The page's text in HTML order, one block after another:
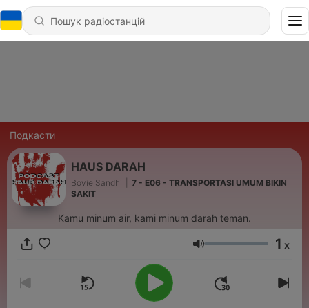
Подкасти
HAUS DARAH
Bovie Sandhi
7 - E06 - TRANSPORTASI UMUM BIKIN
SAKIT
Kamu minum air, kami minum darah teman.
Гучність 1 x